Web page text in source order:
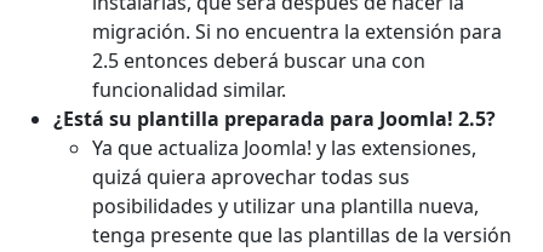
migración. Si no encuentra la extensión para
2.5 entonces deberá buscar una con
funcionalidad similar.
¿Está su plantilla preparada para Joomla! 2.5?
Ya que actualiza Joomla! y las extensiones,
quizá quiera aprovechar todas sus
posibilidades y utilizar una plantilla nueva,
tenga presente que las plantillas de la versión